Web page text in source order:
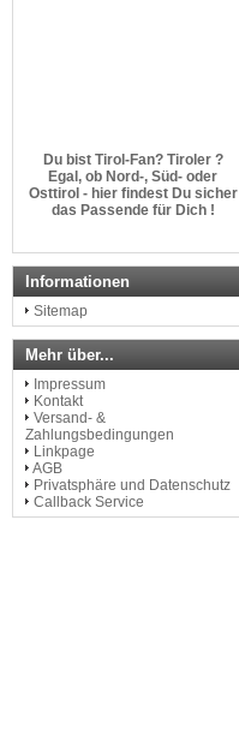
Du bist Tirol-Fan? Tiroler ?
Egal, ob Nord-, Süd- oder
Osttirol - hier findest Du sicher
das Passende für Dich !
http://www.dem-land-tirol-die-
treue.com
Informationen
Sitemap
Mehr über...
Impressum
Kontakt
Versand- &
Zahlungsbedingungen
Linkpage
AGB
Privatsphäre und Datenschutz
Callback Service